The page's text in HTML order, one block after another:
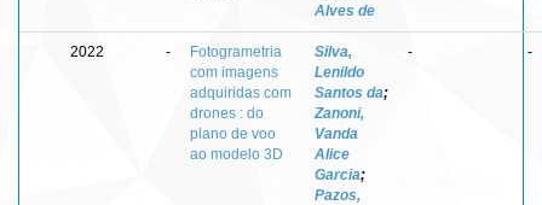
Alves de
2022 -
Fotogrametria
com imagens
adquiridas com
drones : do
plano de voo
ao modelo 3D
Silva,
Lenildo
Santos da;
Zanoni,
Vanda
Alice
Garcia;
Pazos,
- -